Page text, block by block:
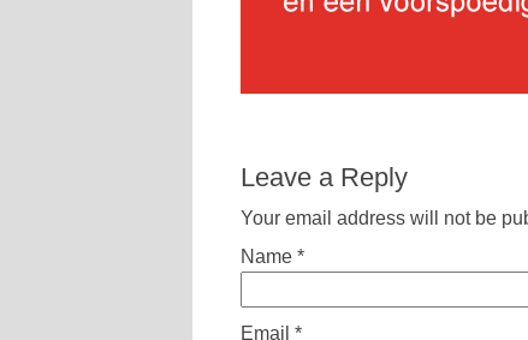
Leave a Reply
Your email address will not be
Name *
Email *